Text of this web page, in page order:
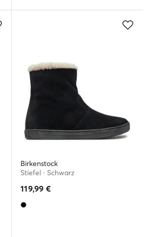
Birkenstock
Stiefel · Schwarz
119,99 €